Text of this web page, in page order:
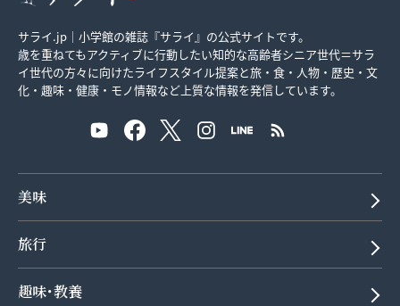
サライ.jp｜小学館の雑誌『サライ』の公式サイトです。
歳を重ねてもアクティブに行動したい知的な高齢者シニア世代＝サラ
イ世代の方々に向けたライフスタイル提案と旅・食・人物・歴史・文
化・趣味・健康・モノ情報など上質な情報を発信しています。
美味
旅行
趣味･教養